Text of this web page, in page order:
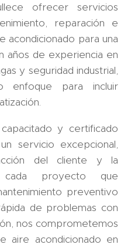
ofrecer servicios
reparación e
acondicionado para una
años de experiencia en
y seguridad industrial,
enfoque para incluir
y certificado
servicio excepcional,
del cliente y la
proyecto que
preventivo
de problemas con
nos comprometemos
aire acondicionado en